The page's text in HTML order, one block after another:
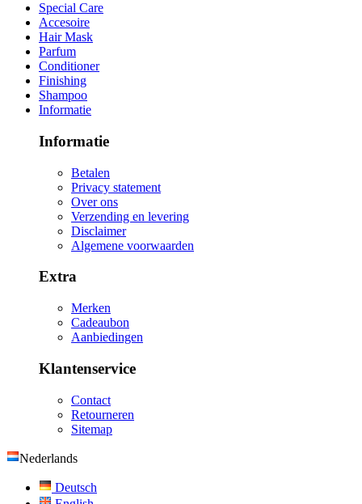
Special Care
Accesoire
Hair Mask
Parfum
Conditioner
Finishing
Shampoo
Informatie
Informatie
Betalen
Privacy statement
Over ons
Verzending en levering
Disclaimer
Algemene voorwaarden
Extra
Merken
Cadeaubon
Aanbiedingen
Klantenservice
Contact
Retourneren
Sitemap
Nederlands
Deutsch